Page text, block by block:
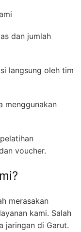
dan jumlah
langsung oleh tim
menggunakan
voucher.
merasakan
kami. Salah
jaringan di Garut.